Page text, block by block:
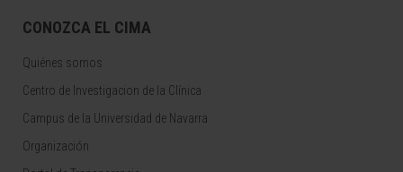
CONOZCA EL CIMA
Quiénes somos
Centro de Investigacion de la Clínica
Campus de la Universidad de Navarra
Organización